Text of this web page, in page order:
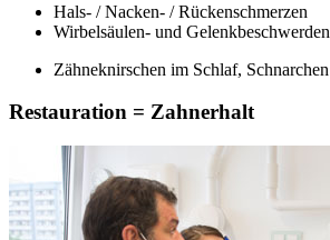
Hals- / Nacken- / Rückenschmerzen
Wirbelsäulen- und Gelenkbeschwerden
Zähneknirschen im Schlaf, Schnarchen
Restauration = Zahnerhalt